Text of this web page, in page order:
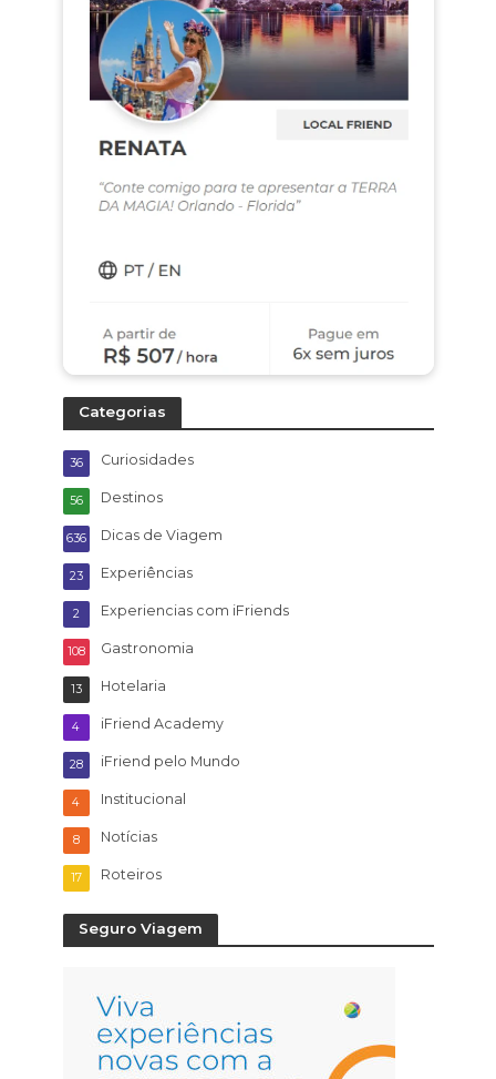
Categorias
Curiosidades
36
Destinos
56
Dicas de Viagem
636
Experiências
23
Experiencias com iFriends
2
Gastronomia
108
Hotelaria
13
iFriend Academy
4
iFriend pelo Mundo
28
Institucional
4
Notícias
8
Roteiros
17
Seguro Viagem